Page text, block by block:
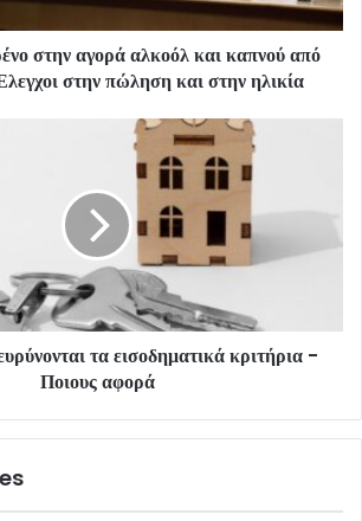
στην αγορά αλκοόλ και καπνού από
στην πώληση και στην ηλικία
τα εισοδηματικά κριτήρια -
Ποιους αφορά